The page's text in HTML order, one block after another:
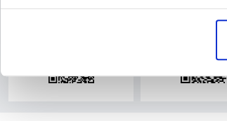
içerikleri sunabilmek adına elimizden gelen
noktasında tek gelir kalemimiz olduğunu
Her halükârda, kullanıcılar, bu çerezlere
çerezler vasıtasıyla çeşitli kişisel